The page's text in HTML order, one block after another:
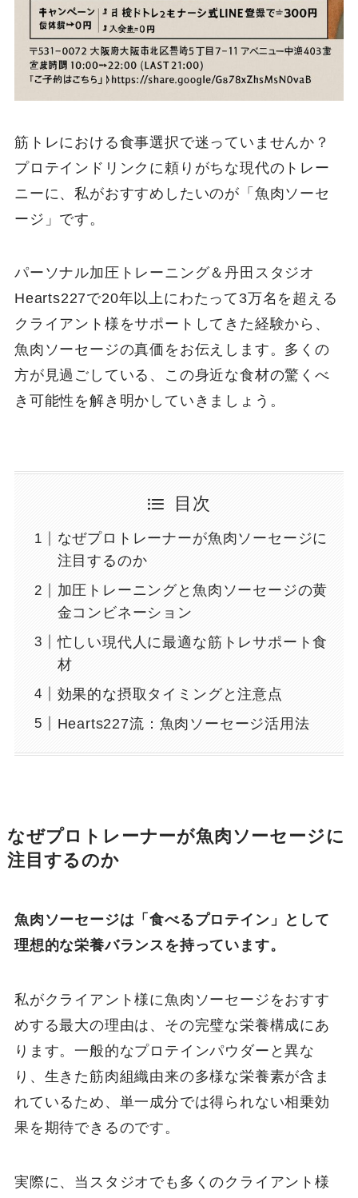
筋トレにおける食事選択で迷っていませんか？
プロテインドリンクに頼りがちな現代のトレー
ニーに、私がおすすめしたいのが「魚肉ソーセ
ージ」です。
パーソナル加圧トレーニング＆丹田スタジオ
Hearts227で20年以上にわたって3万名を超える
クライアント様をサポートしてきた経験から、
魚肉ソーセージの真価をお伝えします。多くの
方が見過ごしている、この身近な食材の驚くべ
き可能性を解き明かしていきましょう。
目次
なぜプロトレーナーが魚肉ソーセージに
注目するのか
加圧トレーニングと魚肉ソーセージの黄
金コンビネーション
忙しい現代人に最適な筋トレサポート食
材
効果的な摂取タイミングと注意点
Hearts227流：魚肉ソーセージ活用法
なぜプロトレーナーが魚肉ソーセージに
注目するのか
魚肉ソーセージは「食べるプロテイン」として
理想的な栄養バランスを持っています。
私がクライアント様に魚肉ソーセージをおすす
めする最大の理由は、その完璧な栄養構成にあ
ります。一般的なプロテインパウダーと異な
り、生きた筋肉組織由来の多様な栄養素が含ま
れているため、単一成分では得られない相乗効
果を期待できるのです。
実際に、当スタジオでも多くのクライアント様